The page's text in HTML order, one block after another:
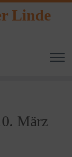
Linde
März